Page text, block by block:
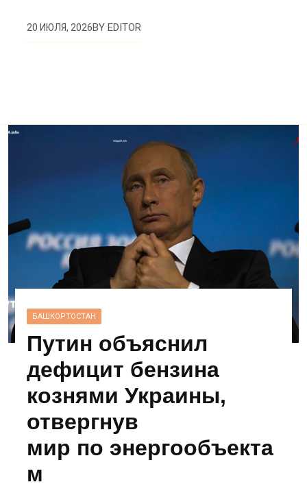
20 ИЮЛЯ, 2026BYEDITOR
БАШКОРТОСТАН
Путин объяснил
дефицит бензина
кознями Украины,
отвергнув
мир по энергообъекта
м